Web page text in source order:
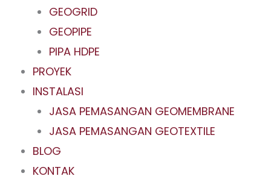
GEOGRID
GEOPIPE
PIPA HDPE
PROYEK
INSTALASI
JASA PEMASANGAN GEOMEMBRANE
JASA PEMASANGAN GEOTEXTILE
BLOG
KONTAK